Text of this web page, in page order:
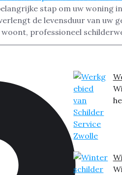
stap om uw
de levensduur van uw
professioneel